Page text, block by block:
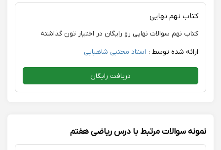
کتاب نهم نهایی
کتاب نهم سوالات نهایی رو رایگان در اختیار تون گذاشته
ارائه شده توسط : استاد مجتبی شاهبایی
دریافت رایگان
نمونه سوالات مرتبط با درس ریاضی هفتم